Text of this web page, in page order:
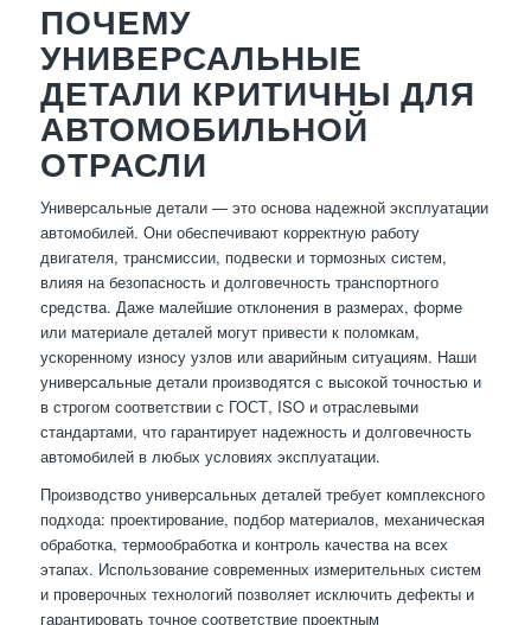
ПОЧЕМУ
УНИВЕРСАЛЬНЫЕ
ДЕТАЛИ КРИТИЧНЫ ДЛЯ
АВТОМОБИЛЬНОЙ
ОТРАСЛИ
Универсальные детали — это основа надежной эксплуатации
автомобилей. Они обеспечивают корректную работу
двигателя, трансмиссии, подвески и тормозных систем,
влияя на безопасность и долговечность транспортного
средства. Даже малейшие отклонения в размерах, форме
или материале деталей могут привести к поломкам,
ускоренному износу узлов или аварийным ситуациям. Наши
универсальные детали производятся с высокой точностью и
в строгом соответствии с ГОСТ, ISO и отраслевыми
стандартами, что гарантирует надежность и долговечность
автомобилей в любых условиях эксплуатации.
Производство универсальных деталей требует комплексного
подхода: проектирование, подбор материалов, механическая
обработка, термообработка и контроль качества на всех
этапах. Использование современных измерительных систем
и проверочных технологий позволяет исключить дефекты и
гарантировать точное соответствие проектным